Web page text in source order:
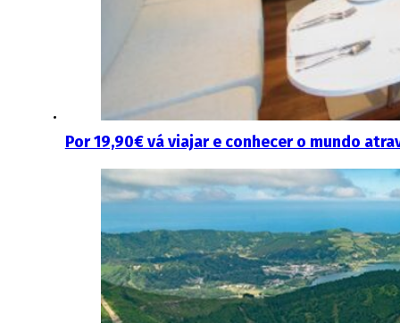
Por 19,90€ vá viajar e conhecer o mundo